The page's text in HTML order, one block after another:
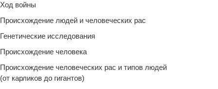
Ход войны
Происхождение людей и человеческих рас
Генетические исследования
Происхождение человека
Происхождение человеческих рас и типов людей
(от карликов до гигантов)